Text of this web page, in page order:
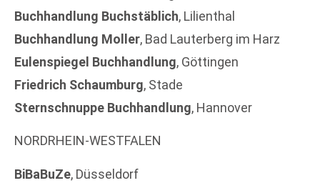
Buchhandlung Buchstäblich, Lilienthal
Buchhandlung Moller, Bad Lauterberg im Harz
Eulenspiegel Buchhandlung, Göttingen
Friedrich Schaumburg, Stade
Sternschnuppe Buchhandlung, Hannover
NORDRHEIN-WESTFALEN
BiBaBuZe, Düsseldorf